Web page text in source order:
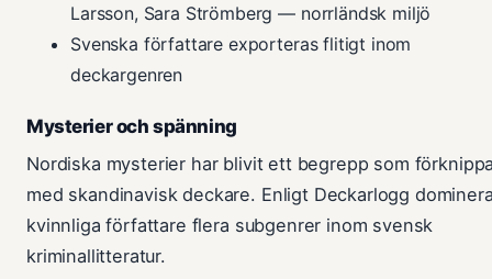
Larsson, Sara Strömberg — norrländsk miljö
Svenska författare exporteras flitigt inom
deckargenren
Mysterier och spänning
Nordiska mysterier har blivit ett begrepp som
med skandinavisk deckare. Enligt Deckarlogg
kvinnliga författare flera subgenrer inom svensk
kriminallitteratur.